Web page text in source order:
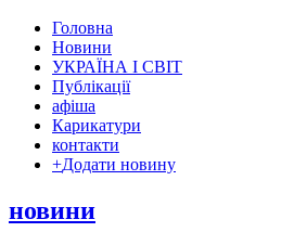
Головна
Новини
УКРАЇНА І СВІТ
Публікації
афіша
Карикатури
контакти
+Додати новину
новини